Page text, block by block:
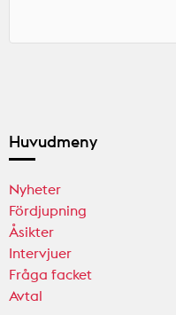
Huvudmeny
Nyheter
Fördjupning
Åsikter
Intervjuer
Fråga facket
Avtal